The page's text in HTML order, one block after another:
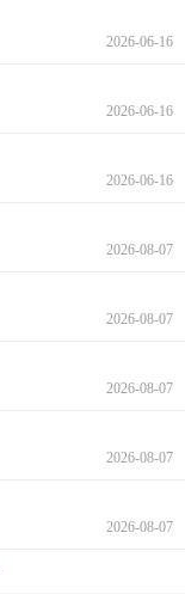
2026-06-16
2026-06-16
2026-06-16
2026-08-07
2026-08-07
2026-08-07
2026-08-07
2026-08-07